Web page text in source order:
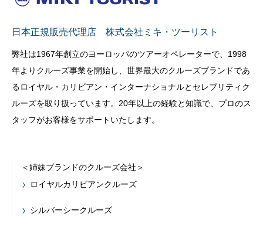
日本正規販売代理店 株式会社ミキ・ツーリスト
弊社は1967年創立のヨーロッパのツアーオペレーターで、1998
年よりクルーズ事業を開始し、世界最大のクルーズブランドであ
るロイヤル・カリビアン・インターナショナルとセレブリティク
ルーズを取り扱っています。20年以上の経験と知識で、プロのス
タッフがお客様をサポートいたします。
＜姉妹ブランドのクルーズ会社＞
ロイヤルカリビアンクルーズ
シルバーシークルーズ